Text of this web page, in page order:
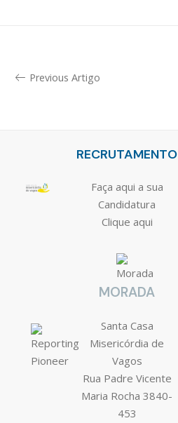
Previous Artigo
RECRUTAMENTO
Faça aqui a sua
Candidatura
Clique aqui
MORADA
Santa Casa
Misericórdia de
Vagos
Rua Padre Vicente
Maria Rocha 3840-
453